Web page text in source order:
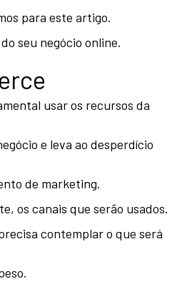
para este artigo.
seu negócio online.
usar os recursos da
e leva ao desperdício
de marketing.
os canais que serão usados.
contemplar o que será